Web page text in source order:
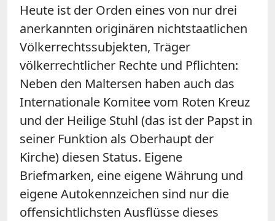
Heute ist der Orden eines von nur drei
anerkannten originären nichtstaatlichen
Völkerrechtssubjekten, Träger
völkerrechtlicher Rechte und Pflichten:
Neben den Maltersen haben auch das
Internationale Komitee vom Roten Kreuz
und der Heilige Stuhl (das ist der Papst in
seiner Funktion als Oberhaupt der
Kirche) diesen Status. Eigene
Briefmarken, eine eigene Währung und
eigene Autokennzeichen sind nur die
offensichtlichsten Ausflüsse dieses